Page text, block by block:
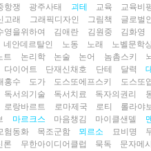
항쟁 광주사태 괴테 교육 교육비
고래 그래픽디자인 그림책 글로벌
영을위하여 김애란 김원중 김화영
네안데르탈인 노동 노래 노벨문학
트 논리학 논술 논어 놈촘스키
다이어트 단재신채호 단테 달력
홍수 도가 도스또에프스키 도스또
독서의기술 독서치료 독자의권리
로랑바르트 로마제국 로티
롤라야
마르크스 마음챙김 마이클샌델
험동화 목조군함 뫼르소 묘비명
론 무한아이디어클럽 묵독 문자메